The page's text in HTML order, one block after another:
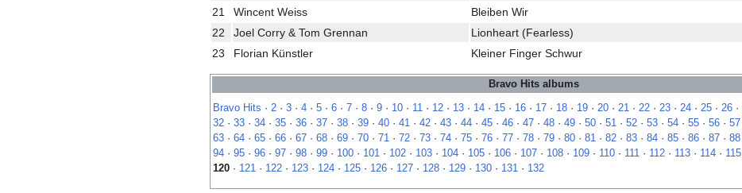
21
Wincent Weiss Bleiben Wir
22
Joel Corry & Tom Grennan Lionheart (Fearless)
23
Florian Künstler Kleiner Finger Schwur
Bravo Hits albums
Bravo Hits · 2 · 3 · 4 · 5 · 6 · 7 · 8 · 9 · 10 · 11 · 12 · 13 · 14 · 15 · 16 · 17 · 18 · 19 · 20 · 21 · 22 · 23 · 24 · 25 · 26 ·
32 · 33 · 34 · 35 · 36 · 37 · 38 · 39 · 40 · 41 · 42 · 43 · 44 · 45 · 46 · 47 · 48 · 49 · 50 · 51 · 52 · 53 · 54 · 55 · 56 · 57
63 · 64 · 65 · 66 · 67 · 68 · 69 · 70 · 71 · 72 · 73 · 74 · 75 · 76 · 77 · 78 · 79 · 80 · 81 · 82 · 83 · 84 · 85 · 86 · 87 · 88
94 · 95 · 96 · 97 · 98 · 99 · 100 · 101 · 102 · 103 · 104 · 105 · 106 · 107 · 108 · 109 · 110 · 111 · 112 · 113 · 114 · 115
120 · 121 · 122 · 123 · 124 · 125 · 126 · 127 · 128 · 129 · 130 · 131 · 132